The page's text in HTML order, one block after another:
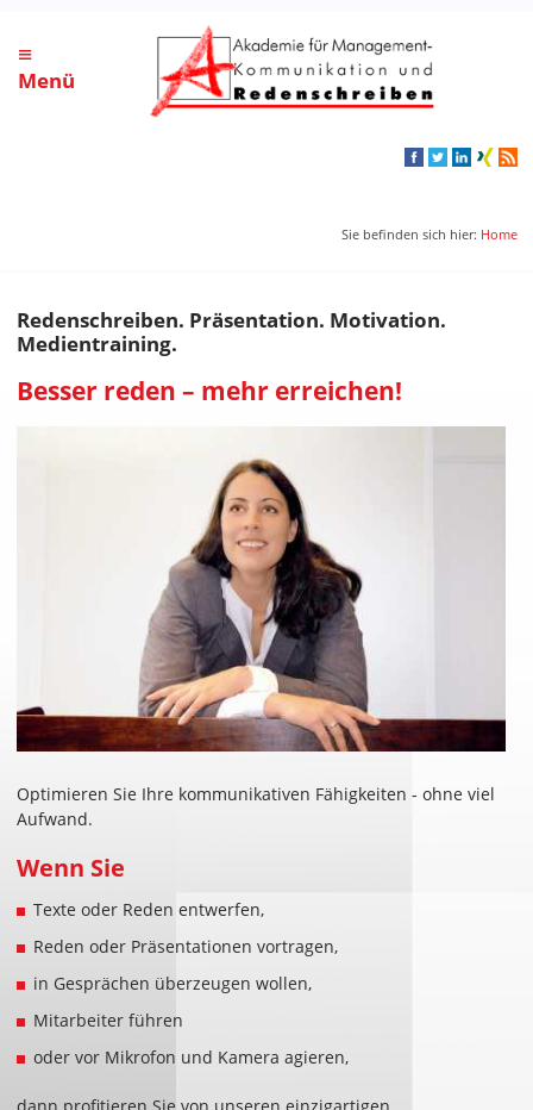
Sie befinden sich hier: Home
≡
Menü
Redenschreiben. Präsentation. Motivation.
Medientraining.
Besser reden – mehr erreichen!
Optimieren Sie Ihre kommunikativen Fähigkeiten - ohne viel
Aufwand.
Wenn Sie
Texte oder Reden entwerfen,
Reden oder Präsentationen vortragen,
in Gesprächen überzeugen wollen,
Mitarbeiter führen
oder vor Mikrofon und Kamera agieren,